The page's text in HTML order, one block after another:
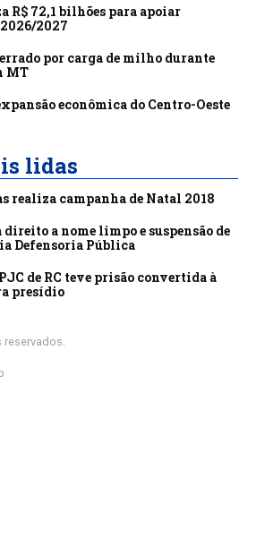
72,1 bilhões para apoiar
2027
por carga de milho durante
MT
econômica do Centro-Oeste
lidas
realiza campanha de Natal 2018
a nome limpo e suspensão de
Defensoria Pública
de RC teve prisão convertida à
presídio